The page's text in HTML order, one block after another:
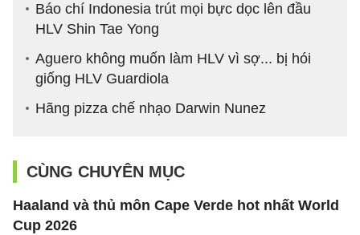
Báo chí Indonesia trút mọi bực dọc lên đầu
HLV Shin Tae Yong
Aguero không muốn làm HLV vì sợ... bị hói
giống HLV Guardiola
Hãng pizza chế nhạo Darwin Nunez
CÙNG CHUYÊN MỤC
Haaland và thủ môn Cape Verde hot nhất World
Cup 2026